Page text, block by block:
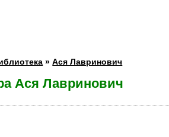
»Ася Лавринович
Ася Лавринович